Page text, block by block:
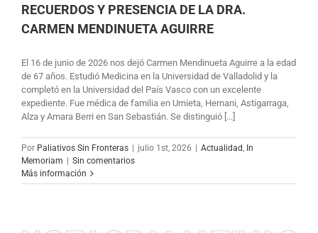
RECUERDOS Y PRESENCIA DE LA DRA.
CARMEN MENDINUETA AGUIRRE
El 16 de junio de 2026 nos dejó Carmen Mendinueta Aguirre a la edad
de 67 años. Estudió Medicina en la Universidad de Valladolid y la
completó en la Universidad del País Vasco con un excelente
expediente. Fue médica de familia en Urnieta, Hernani, Astigarraga,
Alza y Amara Berri en San Sebastián. Se distinguió [...]
Por Paliativos Sin Fronteras julio 1st, 2026 Actualidad, In
Memoriam
Sin comentarios
Más información